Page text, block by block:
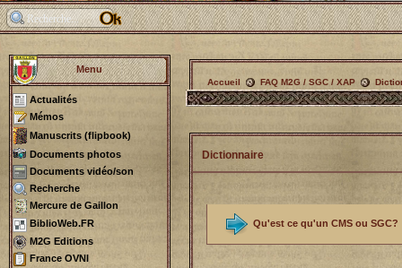
Menu
Actualités
Mémos
Manuscrits (flipbook)
Documents photos
Documents vidéo/son
Recherche
Mercure de Gaillon
BiblioWeb.FR
M2G Editions
France OVNI
Accueil FAQ M2G / SGC / XAP
Dictionnaire
Qu'est ce qu'un CMS ou SGC?